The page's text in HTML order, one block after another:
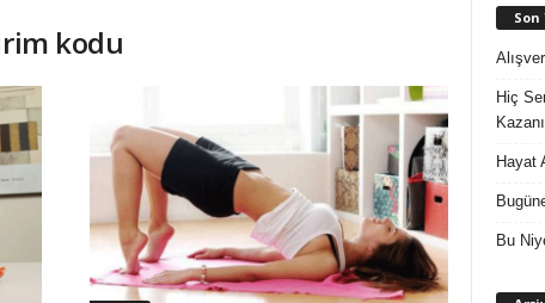
kodu
Son
Hiç
Hayat
Bu